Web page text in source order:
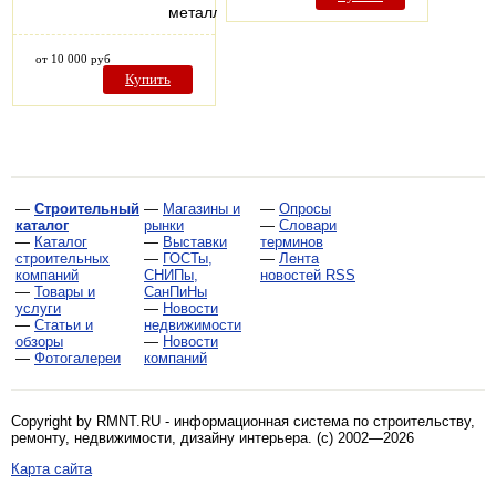
металлоконструкции…
от 10 000 руб
Купить
— Строительный
каталог
— Каталог
строительных
компаний
— Товары и
услуги
— Статьи и
обзоры
— Фотогалереи
— Магазины и
рынки
— Выставки
— ГОСТы,
СНИПы,
СанПиНы
— Новости
недвижимости
— Новости
компаний
— Опросы
— Словари
терминов
— Лента
новостей RSS
Copyright by RMNT.RU - информационная система по строительству,
ремонту, недвижимости, дизайну интерьера. (c) 2002—2026
Карта сайта